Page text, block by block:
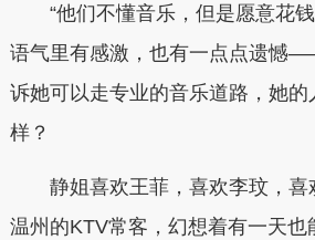
“他们不懂音乐，但是愿意花钱
语气里有感激，也有一点点遗憾
诉她可以走专业的音乐道路，她的
样？
静姐喜欢王菲，喜欢李玟，喜
温州的KTV常客，幻想着有一天也